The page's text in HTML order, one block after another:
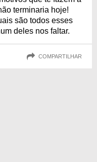
terminaria hoje!
são todos esses
deles nos faltar.
COMPARTILHAR